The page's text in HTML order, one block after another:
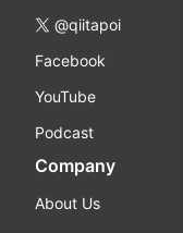
@qiitapoi
Facebook
YouTube
Podcast
Company
About Us